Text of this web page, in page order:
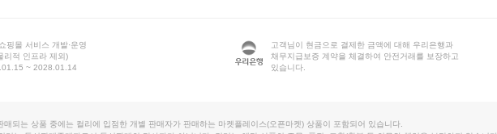
핑몰 서비스 개발·운영
리적 인프라 제외)
~ 2028.01.14
고객님이 현금으로 결제한 금액에 대해 우리은행과
채무지급보증 계약을 체결하여 안전거래를 보장하고
있습니다.
매되는 상품 중에는 컬리에 입점한 개별 판매자가 판매하는 마켓플레이스(오픈마켓) 상품이 포함되어 있습니다.